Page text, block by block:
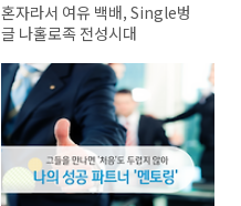
혼자라서 여유 백배, Single벙
글 나홀로족 전성시대